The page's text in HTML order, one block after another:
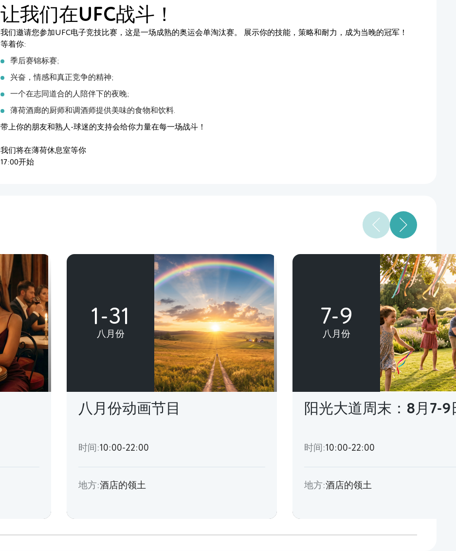
让我们在UFC战斗！
我们邀请您参加UFC电子竞技比赛，这是一场成熟的奥运会单淘汰赛。 展示你的技能，策略和耐力，成为当晚的冠军！
等着你:
季后赛锦标赛;
兴奋，情感和真正竞争的精神;
一个在志同道合的人陪伴下的夜晚;
薄荷酒廊的厨师和调酒师提供美味的食物和饮料.
带上你的朋友和熟人-球迷的支持会给你力量在每一场战斗！
我们将在薄荷休息室等你
17:00开始
1-31
八月份
八月份动画节目
时间:10:00-22:00
地方:酒店的领土
7-9
八月份
阳光大道周末：8月7-9
时间:10:00-22:00
地方:酒店的领土